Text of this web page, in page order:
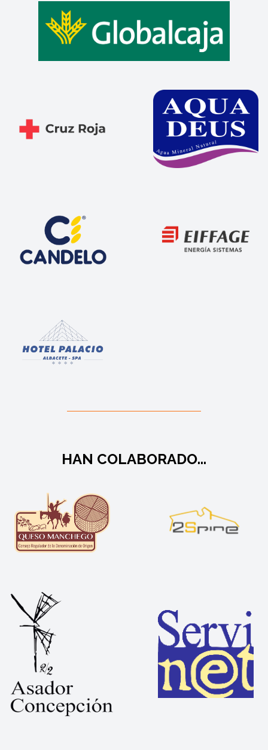
HAN COLABORADO...